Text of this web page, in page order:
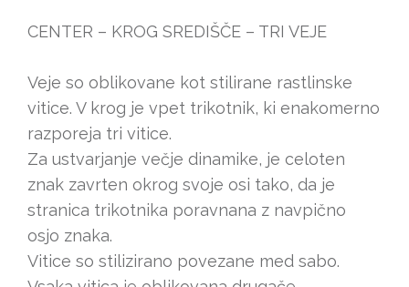
CENTER – KROG SREDIŠČE – TRI VEJE
Veje so oblikovane kot stilirane rastlinske
vitice. V krog je vpet trikotnik, ki enakomerno
razporeja tri vitice.
Za ustvarjanje večje dinamike, je celoten
znak zavrten okrog svoje osi tako, da je
stranica trikotnika poravnana z navpično
osjo znaka.
Vitice so stilizirano povezane med sabo.